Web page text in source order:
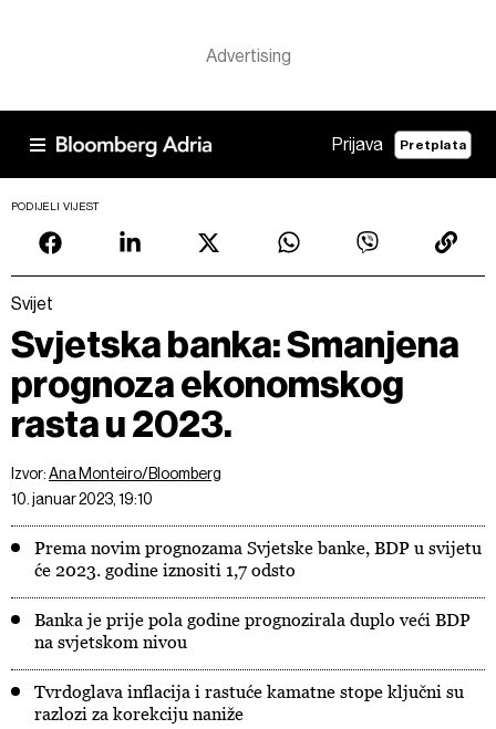
Prijava Pretplata
PODIJELI VIJEST
Svijet
Svjetska banka: Smanjena
prognoza ekonomskog
rasta u 2023.
Izvor:Ana Monteiro/Bloomberg
10. januar 2023, 19:10
Prema novim prognozama Svjetske banke, BDP u svijetu
će 2023. godine iznositi 1,7 odsto
Banka je prije pola godine prognozirala duplo veći BDP
na svjetskom nivou
Tvrdoglava inflacija i rastuće kamatne stope ključni su
razlozi za korekciju naniže